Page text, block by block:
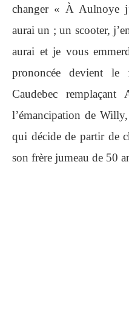
changer « À Aulnoye
aurai un ; un scooter,
aurai et je vous
prononcée devient
Caudebec
l’émancipation de
qui décide de partir de
son frère jumeau de 50